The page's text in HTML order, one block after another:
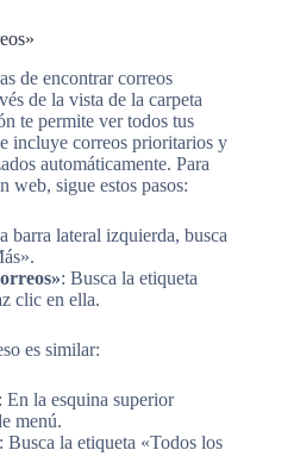
de encontrar correos
de la vista de la carpeta
te permite ver todos tus
incluye correos prioritarios y
automáticamente. Para
web, sigue estos pasos:
barra lateral izquierda, busca
: Busca la etiqueta
clic en ella.
es similar:
: En la esquina superior
menú.
: Busca la etiqueta «Todos los